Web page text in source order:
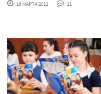
16 МАРТА'2012 11